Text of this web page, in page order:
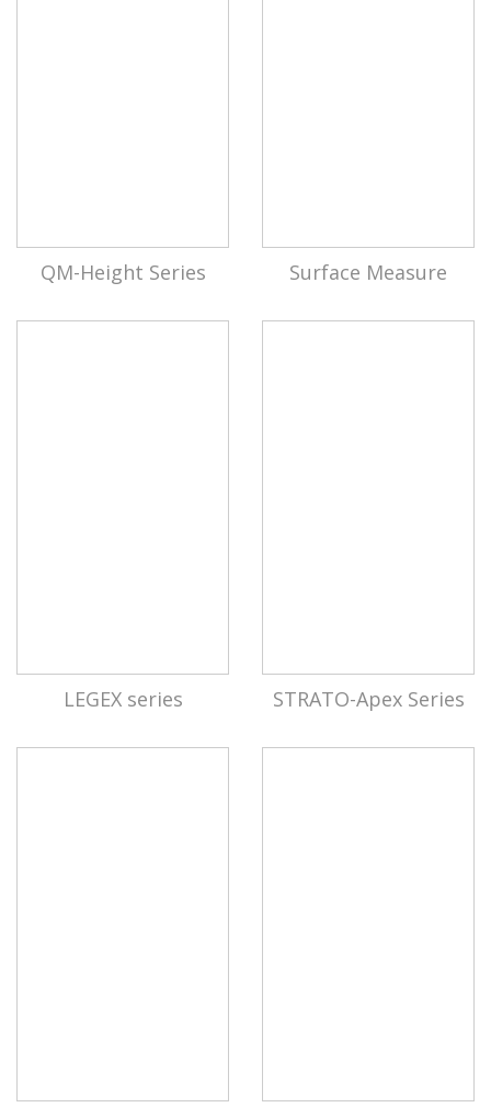
QM-Height Series Surface Measure
LEGEX series STRATO-Apex Series